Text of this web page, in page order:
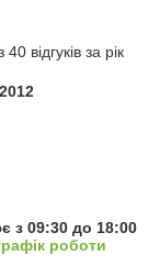
відгуків за рік
з 09:30 до 18:00
роботи